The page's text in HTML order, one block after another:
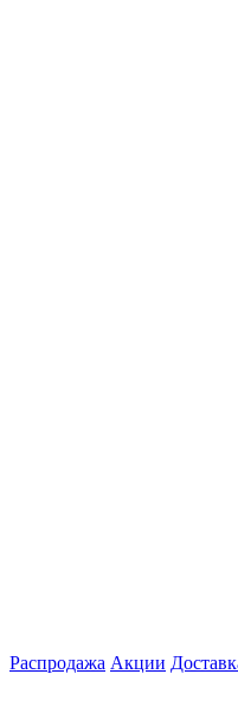
Распродажа Акции